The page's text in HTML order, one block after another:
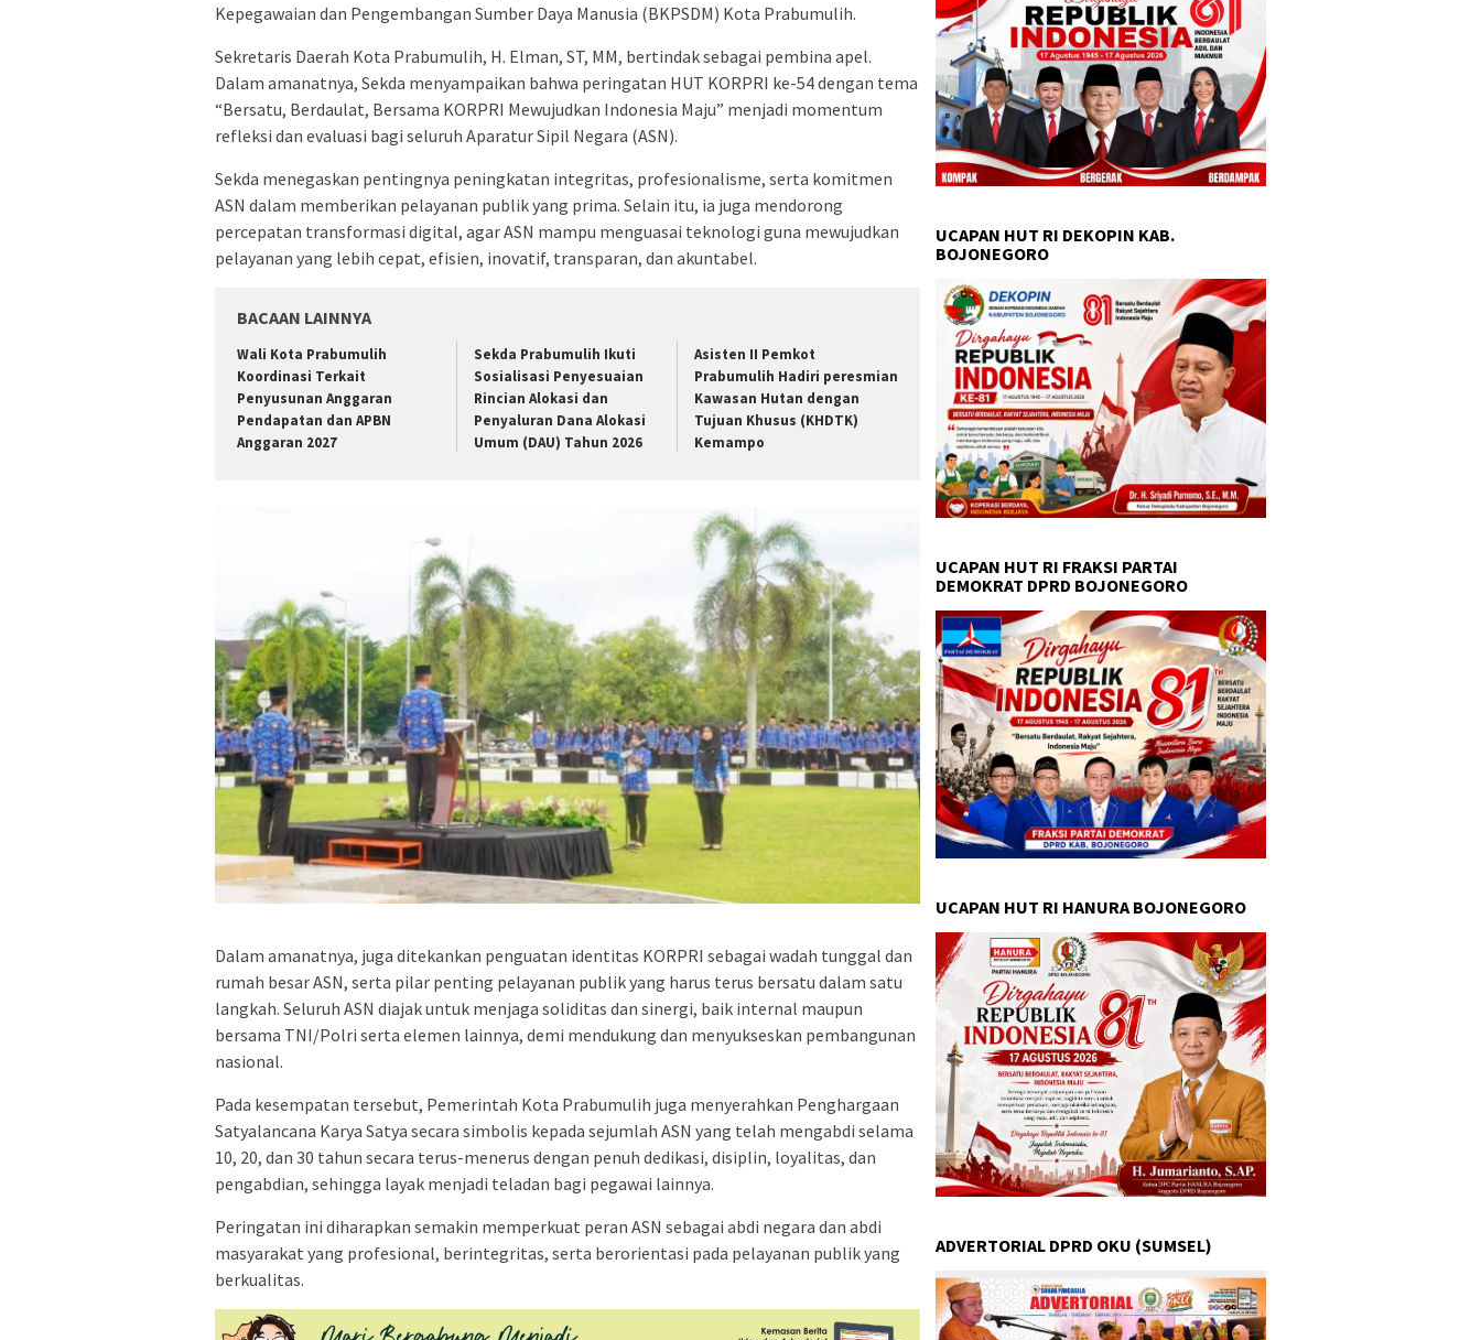
Kepegawaian dan Pengembangan Sumber Daya Manusia (BKPSDM) Kota Prabumulih.
Sekretaris Daerah Kota Prabumulih, H. Elman, ST, MM, bertindak sebagai pembina apel.
Dalam amanatnya, Sekda menyampaikan bahwa peringatan HUT KORPRI ke-54 dengan tema
“Bersatu, Berdaulat, Bersama KORPRI Mewujudkan Indonesia Maju” menjadi momentum
refleksi dan evaluasi bagi seluruh Aparatur Sipil Negara (ASN).
Sekda menegaskan pentingnya peningkatan integritas, profesionalisme, serta komitmen
ASN dalam memberikan pelayanan publik yang prima. Selain itu, ia juga mendorong
percepatan transformasi digital, agar ASN mampu menguasai teknologi guna mewujudkan
pelayanan yang lebih cepat, efisien, inovatif, transparan, dan akuntabel.
BACAAN LAINNYA
Wali Kota Prabumulih
Koordinasi Terkait
Penyusunan Anggaran
Pendapatan dan APBN
Anggaran 2027
Sekda Prabumulih Ikuti
Sosialisasi Penyesuaian
Rincian Alokasi dan
Penyaluran Dana Alokasi
Umum (DAU) Tahun 2026
Asisten II Pemkot
Prabumulih Hadiri peresmian
Kawasan Hutan dengan
Tujuan Khusus (KHDTK)
Kemampo
Dalam amanatnya, juga ditekankan penguatan identitas KORPRI sebagai wadah tunggal dan
rumah besar ASN, serta pilar penting pelayanan publik yang harus terus bersatu dalam satu
langkah. Seluruh ASN diajak untuk menjaga soliditas dan sinergi, baik internal maupun
bersama TNI/Polri serta elemen lainnya, demi mendukung dan menyukseskan pembangunan
nasional.
Pada kesempatan tersebut, Pemerintah Kota Prabumulih juga menyerahkan Penghargaan
Satyalancana Karya Satya secara simbolis kepada sejumlah ASN yang telah mengabdi selama
10, 20, dan 30 tahun secara terus-menerus dengan penuh dedikasi, disiplin, loyalitas, dan
pengabdian, sehingga layak menjadi teladan bagi pegawai lainnya.
Peringatan ini diharapkan semakin memperkuat peran ASN sebagai abdi negara dan abdi
masyarakat yang profesional, berintegritas, serta berorientasi pada pelayanan publik yang
berkualitas.
UCAPAN HUT RI DEKOPIN KAB.
BOJONEGORO
UCAPAN HUT RI FRAKSI PARTAI
DEMOKRAT DPRD BOJONEGORO
UCAPAN HUT RI HANURA BOJONEGORO
ADVERTORIAL DPRD OKU (SUMSEL)